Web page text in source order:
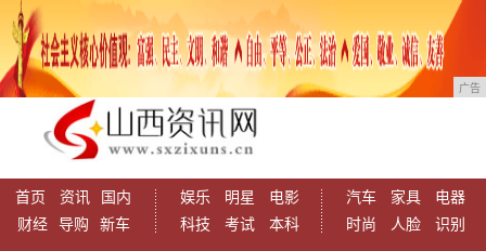
广告
首页 资讯
国内
财经
导购 新车
娱乐 明星
电影
科技
考试 本科
汽车 家具
电器
时尚
人脸 识别